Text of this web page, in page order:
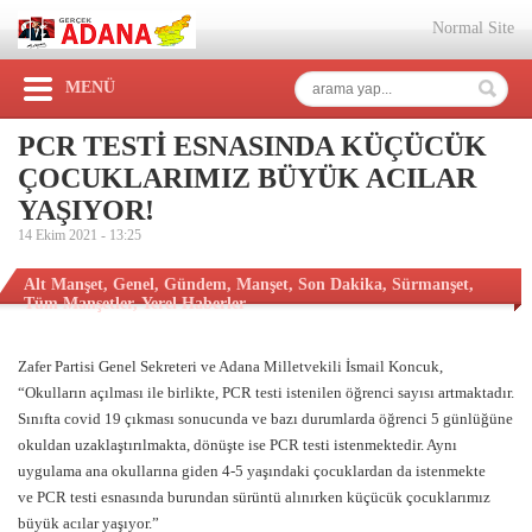
Normal Site
MENÜ
PCR TESTİ ESNASINDA KÜÇÜCÜK
ÇOCUKLARIMIZ BÜYÜK ACILAR
YAŞIYOR!
14 Ekim 2021 - 13:25
Alt Manşet, Genel, Gündem, Manşet, Son Dakika, Sürmanşet,
Tüm Manşetler,Yerel Haberler
Zafer Partisi Genel Sekreteri ve Adana Milletvekili İsmail Koncuk,
“Okulların açılması ile birlikte, PCR testi istenilen öğrenci sayısı artmaktadır.
Sınıfta covid 19 çıkması sonucunda ve bazı durumlarda öğrenci 5 günlüğüne
okuldan uzaklaştırılmakta, dönüşte ise PCR testi istenmektedir. Aynı
uygulama ana okullarına giden 4-5 yaşındaki çocuklardan da istenmekte
ve PCR testi esnasında burundan sürüntü alınırken küçücük çocuklarımız
büyük acılar yaşıyor.”